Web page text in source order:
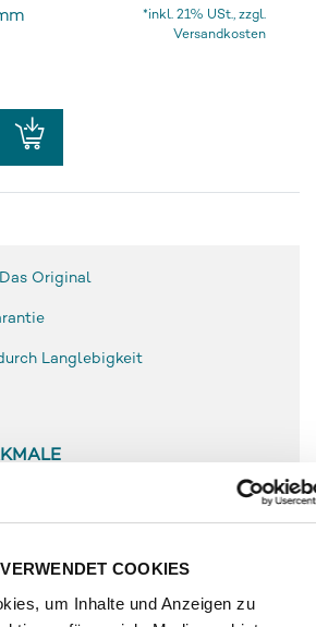
COOKIES
um Inhalte und Anzeigen zu
*inkl. 21% USt., zzgl.
Versandkosten
Original
Langlebigkeit